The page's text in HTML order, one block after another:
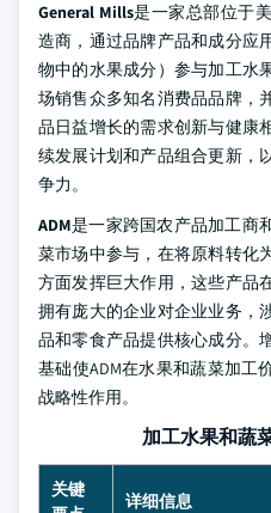
General Mills是一家总部位于
造商，通过品牌产品和成分应
物中的水果成分）参与加工水
场销售众多知名消费品品牌，
品日益增长的需求创新与健康
续发展计划和产品组合更新，
争力。
ADM是一家跨国农产品加工商
菜市场中参与，在将原料转化
方面发挥巨大作用，这些产品
拥有庞大的企业对企业业务，
品和零食产品提供核心成分。
基础使ADM在水果和蔬菜加工
战略性作用。
加工水果和蔬
关键
详细信息